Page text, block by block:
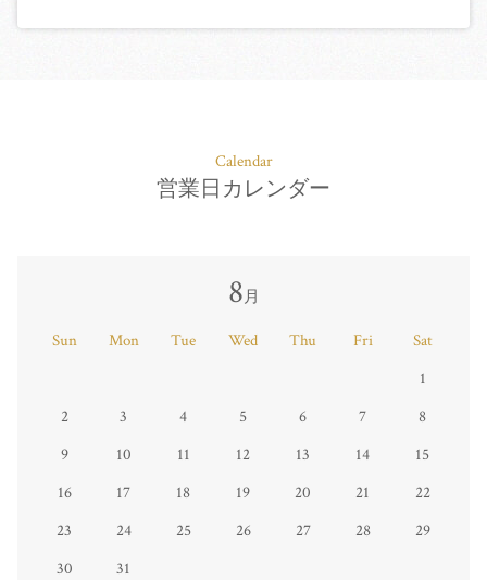
Calendar
営業日カレンダー
8月
Sun Mon Tue Wed Thu Fri
Sat
1
2
3 4 5 6 7
8
9
10 11 12 13 14
15
16
17 18 19 20 21
22
23
24 25 26 27 28
29
30
31